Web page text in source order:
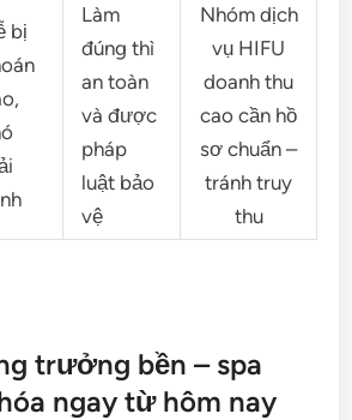
bị
Làm
đúng thì
an toàn
và được
pháp
luật bảo
vệ
Nhóm dịch
vụ HIFU
doanh thu
cao cần hồ
sơ chuẩn –
tránh truy
thu
trưởng bền – spa
ngay từ hôm nay